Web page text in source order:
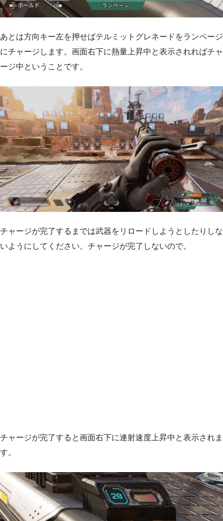
あとは方向キー左を押せばテルミットグレネードをランページ
にチャージします。画面右下に熱量上昇中と表示されればチャ
ージ中ということです。
チャージが完了するまでは武器をリロードしようとしたりしな
いようにしてください。チャージが完了しないので。
チャージが完了すると画面右下に連射速度上昇中と表示されま
す。